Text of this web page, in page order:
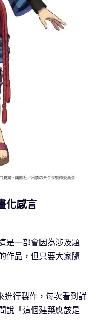
化感言
是一部會因為涉及題
作品，但只要大家隨
進行製作，每次看到詳
說「這個建築應該是